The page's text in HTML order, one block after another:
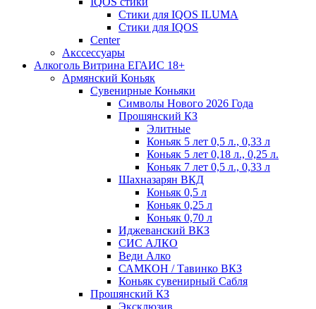
Стики для IQOS ILUMA
Стики для IQOS
Сenter
Акссессуары
Алкоголь Витрина ЕГАИС 18+
Армянский Коньяк
Сувенирные Коньяки
Символы Нового 2026 Года
Прошянский КЗ
Элитные
Коньяк 5 лет 0,5 л., 0,33 л
Коньяк 5 лет 0,18 л., 0,25 л.
Коньяк 7 лет 0,5 л., 0,33 л
Шахназарян ВКД
Коньяк 0,5 л
Коньяк 0,25 л
Коньяк 0,70 л
Иджеванский ВКЗ
СИС АЛКО
Веди Алко
САМКОН / Тавинко ВКЗ
Коньяк сувенирный Сабля
Прошянский КЗ
Эксклюзив